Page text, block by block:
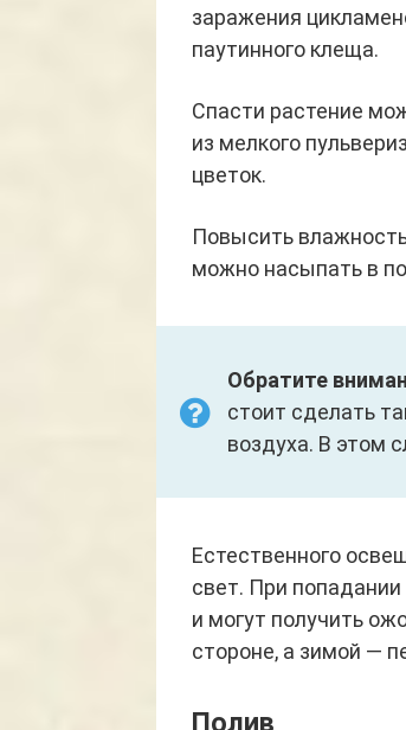
заражения
паутинного клеща.
Спасти растение
из мелкого
цветок.
Повысить
можно насыпать в
Обратите
стоит сделать
воздуха. В этом
Естественного
свет. При
и могут получить
стороне, а зимой —
Полив